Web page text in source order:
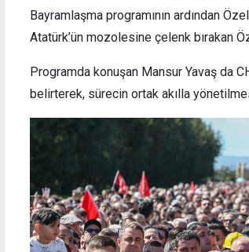
Bayramlaşma programının ardından
Atatürk’ün mozolesine çelenk bırakan
Programda konuşan Mansur Yavaş da
belirterek, sürecin ortak akılla